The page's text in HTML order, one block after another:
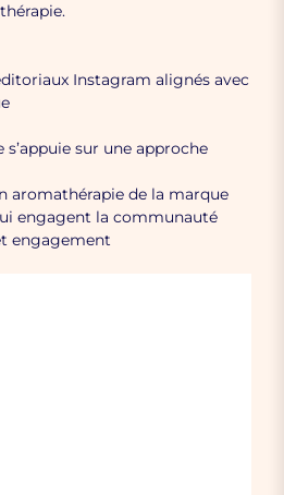
Instagram alignés avec
sur une approche
aromathérapie de la marque
engagent la communauté
engagement